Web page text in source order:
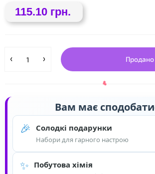
115.10 грн.
Продано
Вам має
🎉 Солодкі подарунки
Набори для гарного настрою
✨ Побутова хімія
❤